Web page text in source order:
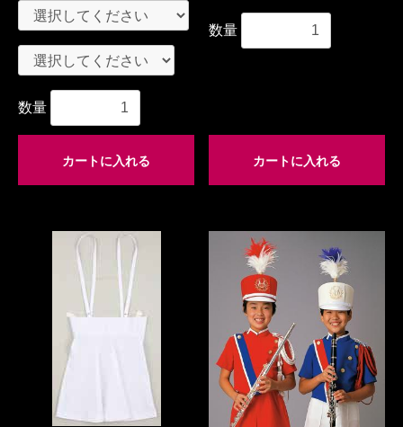
数量
カートに入れる
数量
カートに入れる